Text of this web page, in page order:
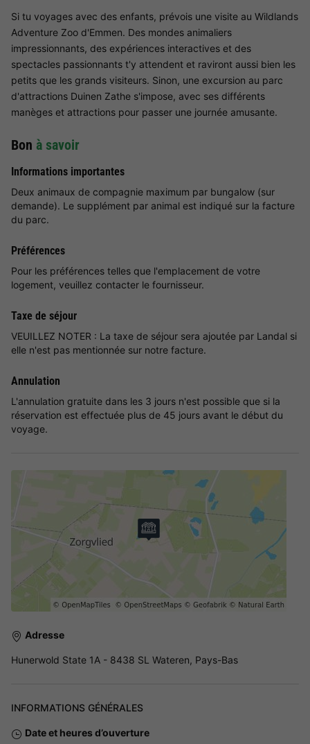
Si tu voyages avec des enfants, prévois une visite au Wildlands
Adventure Zoo d'Emmen. Des mondes animaliers
impressionnants, des expériences interactives et des
spectacles passionnants t'y attendent et raviront aussi bien les
petits que les grands visiteurs. Sinon, une excursion au parc
d'attractions Duinen Zathe s'impose, avec ses différents
manèges et attractions pour passer une journée amusante.
Bon à savoir
Informations importantes
Deux animaux de compagnie maximum par bungalow (sur
demande). Le supplément par animal est indiqué sur la facture
du parc.
Préférences
Pour les préférences telles que l'emplacement de votre
logement, veuillez contacter le fournisseur.
Taxe de séjour
VEUILLEZ NOTER : La taxe de séjour sera ajoutée par Landal si
elle n'est pas mentionnée sur notre facture.
Annulation
L'annulation gratuite dans les 3 jours n'est possible que si la
réservation est effectuée plus de 45 jours avant le début du
voyage.
Adresse
Hunerwold State 1A - 8438 SL Wateren, Pays-Bas
INFORMATIONS GÉNÉRALES
Date et heures d’ouverture